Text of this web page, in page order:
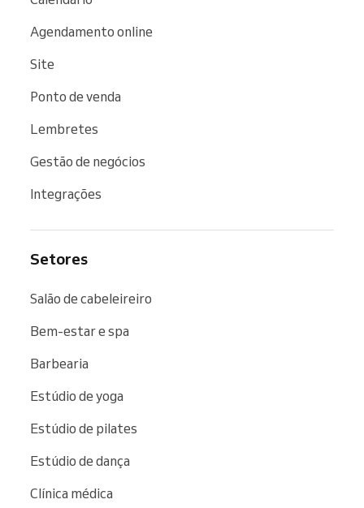
Agendamento online
Site
Ponto de venda
Lembretes
Gestão de negócios
Integrações
Setores
Salão de cabeleireiro
Bem-estar e spa
Barbearia
Estúdio de yoga
Estúdio de pilates
Estúdio de dança
Clínica médica